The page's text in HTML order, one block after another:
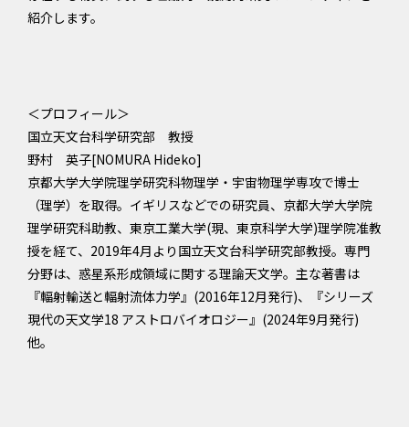
紹介します。
＜プロフィール＞
国立天文台科学研究部 教授
野村 英子[NOMURA Hideko]
京都大学大学院理学研究科物理学・宇宙物理学専攻で博士
（理学）を取得。イギリスなどでの研究員、京都大学大学院
理学研究科助教、東京工業大学(現、東京科学大学)理学院准教
授を経て、2019年4月より国立天文台科学研究部教授。専門
分野は、惑星系形成領域に関する理論天文学。主な著書は
『輻射輸送と輻射流体力学』(2016年12月発行)、『シリーズ
現代の天文学18 アストロバイオロジー』(2024年9月発行)
他。